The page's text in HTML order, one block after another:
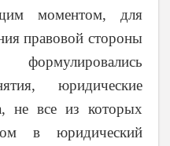
моментом, для
правовой стороны
юридические
не все из которых
в юридический